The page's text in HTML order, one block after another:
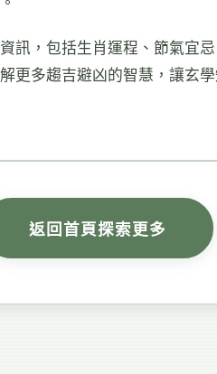
訊，包括生肖運程、節氣宜
更多趨吉避凶的智慧，讓玄
返回首頁探索更多